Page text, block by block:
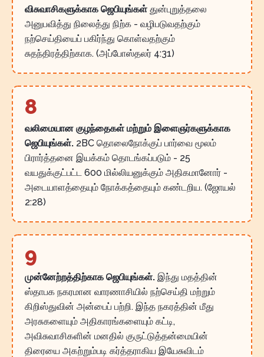
விசுவாசிகளுக்காக ஜெபியுங்கள் துன்புறுத்தலை
அனுபவித்து நிலைத்து நிற்க - வழிபடுவதற்கும்
நற்செய்தியைப் பகிர்ந்து கொள்வதற்கும்
சுதந்திரத்திற்காக. (அப்போஸ்தலர் 4:31)
8
வலிமையான குழந்தைகள் மற்றும் இளைஞர்களுக்காக
ஜெபியுங்கள். 2BC தொலைநோக்குப் பார்வை மூலம்
பிரார்த்தனை இயக்கம் தொடங்கப்படும் - 25
வயதுக்குட்பட்ட 600 மில்லியனுக்கும் அதிகமானோர் -
அடையாளத்தையும் நோக்கத்தையும் கண்டறிய. (ஜோயல்
2:28)
9
முன்னேற்றத்திற்காக ஜெபியுங்கள். இந்து மதத்தின்
ஸ்தாபக நகரமான வாரணாசியில் நற்செய்தி மற்றும்
கிறிஸ்துவின் அன்பைப் பற்றி. இந்த நகரத்தின் மீது
அரசுகளையும் அதிகாரங்களையும் கட்டி,
அவிசுவாசிகளின் மனதில் குருட்டுத்தன்மையின்
திரையை அகற்றும்படி கர்த்தராகிய இயேசுவிடம்